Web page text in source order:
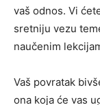
vaš odnos. Vi
sretniju vezu
naučenim
Vaš povratak
ona koja će vas